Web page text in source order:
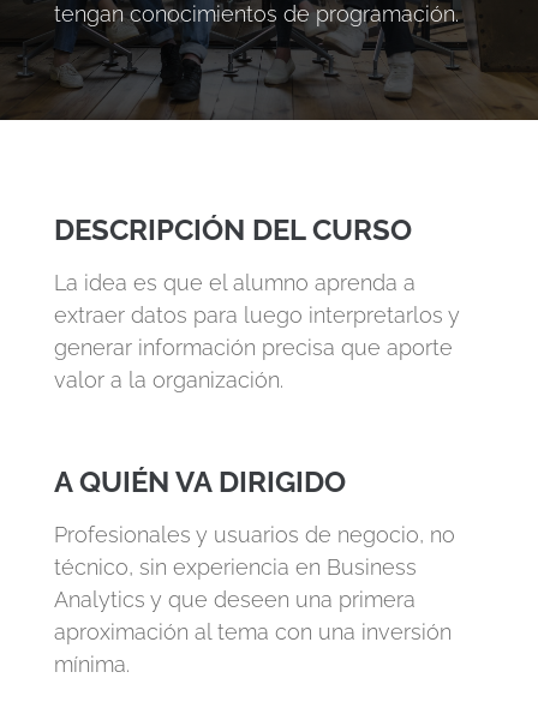
tengan conocimientos de programación.
DESCRIPCIÓN DEL CURSO
La idea es que el alumno aprenda a
extraer datos para luego interpretarlos y
generar información precisa que aporte
valor a la organización.
A QUIÉN VA DIRIGIDO
Profesionales y usuarios de negocio, no
técnico, sin experiencia en Business
Analytics y que deseen una primera
aproximación al tema con una inversión
mínima.